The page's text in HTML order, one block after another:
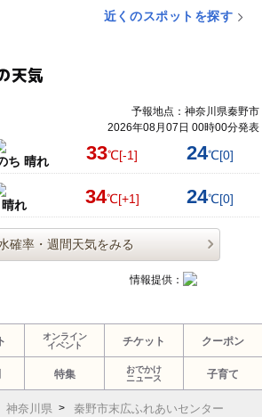
近くのスポットを探す
天気
予報地点：神奈川県秦野市
2026年08月07日 00時00分発表
ち 晴れ 33℃[-1] 24℃[0]
晴れ 34℃[+1] 24℃[0]
確率・週間天気をみる
情報提供：
オンライン
イベント
チケット クーポン
特集
おでかけ
ニュース
子育て
神奈川県 秦野市末広ふれあいセンター